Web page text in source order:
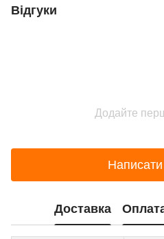
Відгуки
Додайте
Написати
Доставка